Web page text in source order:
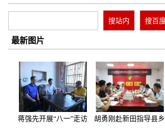
最新图片
蒋强先开展“八一”走访
胡勇刚赴新田指导县乡